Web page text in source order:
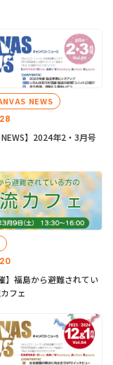
NEWS
NEWS】2024年2・3月号
】福島から避難されてい
フェ